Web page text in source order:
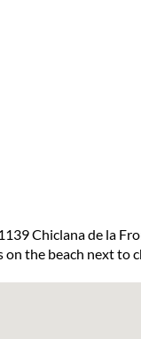
Chiclana de la
on the beach next to